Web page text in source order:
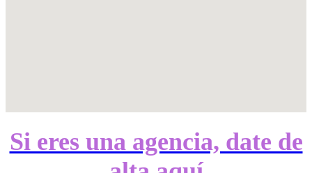
Si eres una agencia, date de